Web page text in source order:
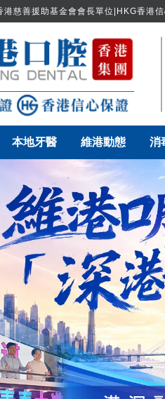
慈善援助基金會會長單位|HKG香港
本地牙醫 維港動態 消